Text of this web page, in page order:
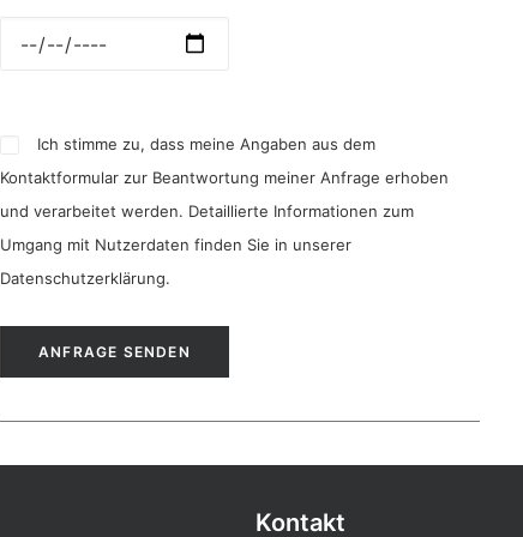
Ich stimme zu, dass meine Angaben aus dem
Kontaktformular zur Beantwortung meiner Anfrage erhoben
und verarbeitet werden. Detaillierte Informationen zum
Umgang mit Nutzerdaten finden Sie in unserer
Datenschutzerklärung.
Kontakt